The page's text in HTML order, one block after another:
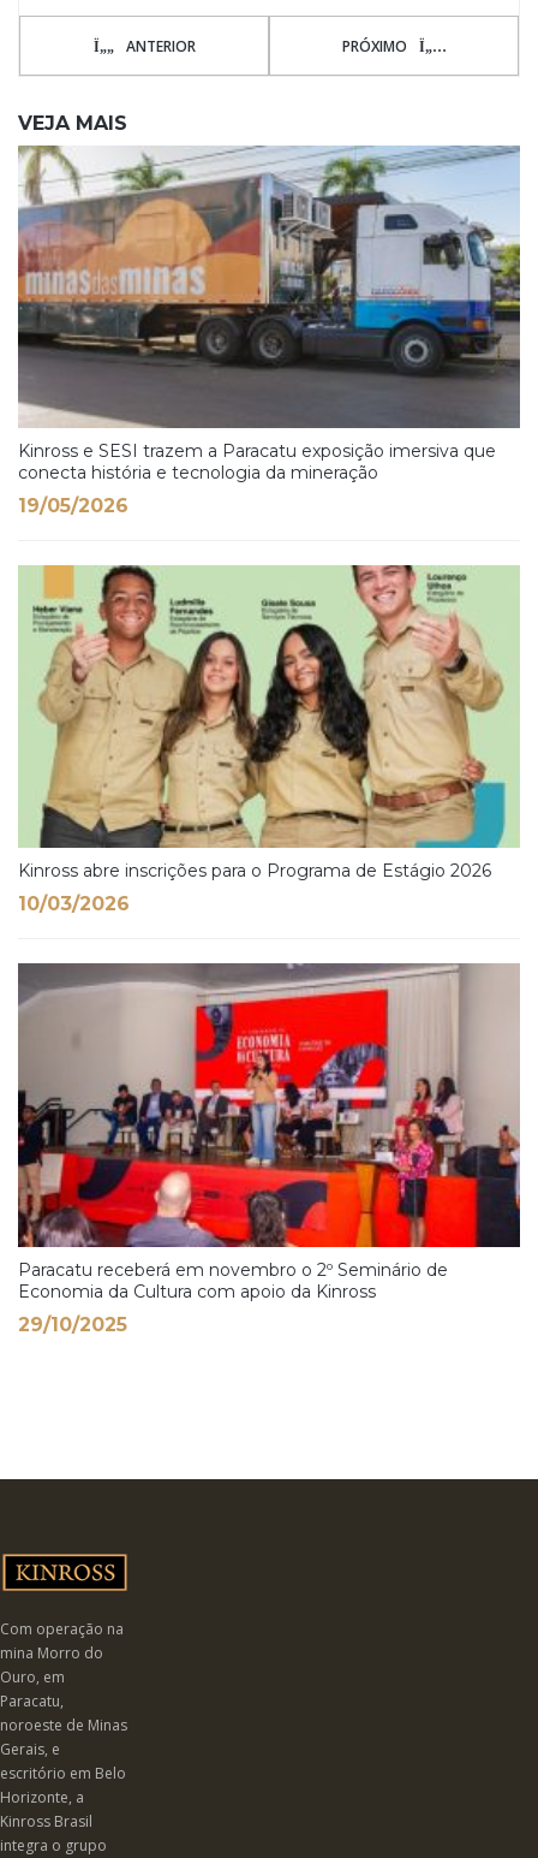
ANTERIOR PRÓXIMO
VEJA MAIS
Kinross e SESI trazem a Paracatu exposição imersiva que
conecta história e tecnologia da mineração
19/05/2026
Kinross abre inscrições para o Programa de Estágio 2026
10/03/2026
Paracatu receberá em novembro o 2º Seminário de
Economia da Cultura com apoio da Kinross
29/10/2025
Com operação na
mina Morro do
Ouro, em
Paracatu,
noroeste de Minas
Gerais, e
escritório em Belo
Horizonte, a
Kinross Brasil
integra o grupo